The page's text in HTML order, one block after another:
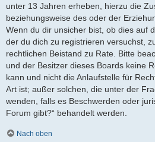
unter 13 Jahren erheben, hierzu die
beziehungsweise des oder der
Wenn du dir unsicher bist, ob dies auf
der du dich zu registrieren versuchst,
rechtlichen Beistand zu Rate. Bitte
und der Besitzer dieses Boards keine
kann und nicht die Anlaufstelle für
Art ist; außer solchen, die unter der
wenden, falls es Beschwerden oder
Forum gibt?“ behandelt werden.
Nach oben